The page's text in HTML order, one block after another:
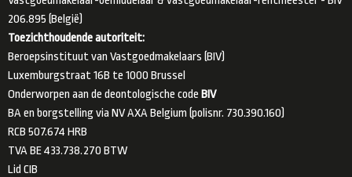
206.895 (België)
Toezichthoudende autoriteit:
Beroepsinstituut van Vastgoedmakelaars (BIV)
Luxemburgstraat 16B te 1000 Brussel
Onderworpen aan de deontologische code BIV
BA en borgstelling via NV AXA Belgium (polisnr. 730.390.160)
RCB 507.674 HRB
TVA BE 433.738.270 BTW
Lid CIB